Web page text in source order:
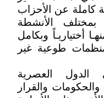
كاملة عن الأحزاب
بمختلف الأنشطة
أختياريـاً وبكامل
طوعية غير
الدول العصرية
والقرار